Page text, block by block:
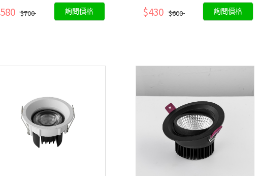
$700 詢問價格 $430 $600 詢問價格